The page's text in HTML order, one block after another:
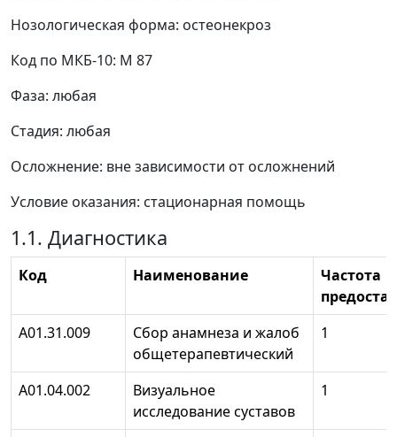
Нозологическая форма: остеонекроз
Код по МКБ-10: М 87
Фаза: любая
Стадия: любая
Осложнение: вне зависимости от осложнений
Условие оказания: стационарная помощь
1.1. Диагностика
Код Наименование
Частота
А01.31.009
Сбор анамнеза и жалоб
общетерапевтический
1
А01.04.002
Визуальное
исследование суставов
1